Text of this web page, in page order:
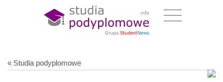
« Studia podyplomowe